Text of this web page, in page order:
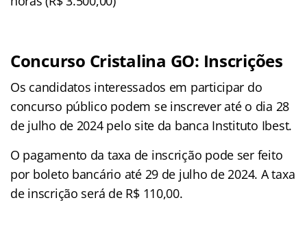
Concurso Cristalina GO: Inscrições
Os candidatos interessados em participar do
concurso público podem se inscrever até o dia 28
de julho de 2024 pelo site da banca Instituto Ibest.
O pagamento da taxa de inscrição pode ser feito
por boleto bancário até 29 de julho de 2024. A taxa
de inscrição será de R$ 110,00.